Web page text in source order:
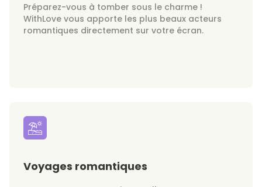
Préparez-vous à tomber sous le charme !
WithLove vous apporte les plus beaux acteurs
romantiques directement sur votre écran.
Voyages romantiques